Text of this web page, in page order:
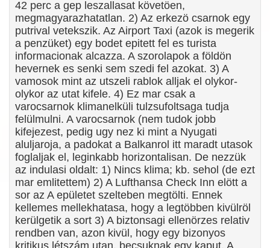
42 perc a gep leszallasat követöen,
megmagyarazhatatlan. 2) Az erkezö csarnok egy
putrival vetekszik. Az Airport Taxi (azok is megerik
a penzüket) egy bodet epitett fel es turista
informacionak alcazza. A szorolapok a földön
hevernek es senki sem szedi fel azokat. 3) A
vamosok mint az utszeli rablok alljak el olykor-
olykor az utat kifele. 4) Ez mar csak a
varocsarnok klimanelküli tulzsufoltsaga tudja
felülmulni. A varocsarnok (nem tudok jobb
kifejezest, pedig ugy nez ki mint a Nyugati
aluljaroja, a padokat a Balkanrol itt maradt utasok
foglaljak el, leginkabb horizontalisan. De nezzük
az indulasi oldalt: 1) Nincs klima; kb. sehol (de ezt
mar emlitettem) 2) A Lufthansa Check Inn elött a
sor az A epületet szelteben megtölti. Ennek
kellemes mellekhatasa, hogy a legtöbben kivülröl
kerülgetik a sort 3) A biztonsagi ellenörzes relativ
rendben van, azon kivül, hogy egy bizonyos
kritikus létszám utan, becsuknak egy kaput. A